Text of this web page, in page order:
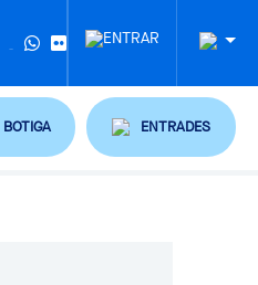
BOTIGA ENTRADES